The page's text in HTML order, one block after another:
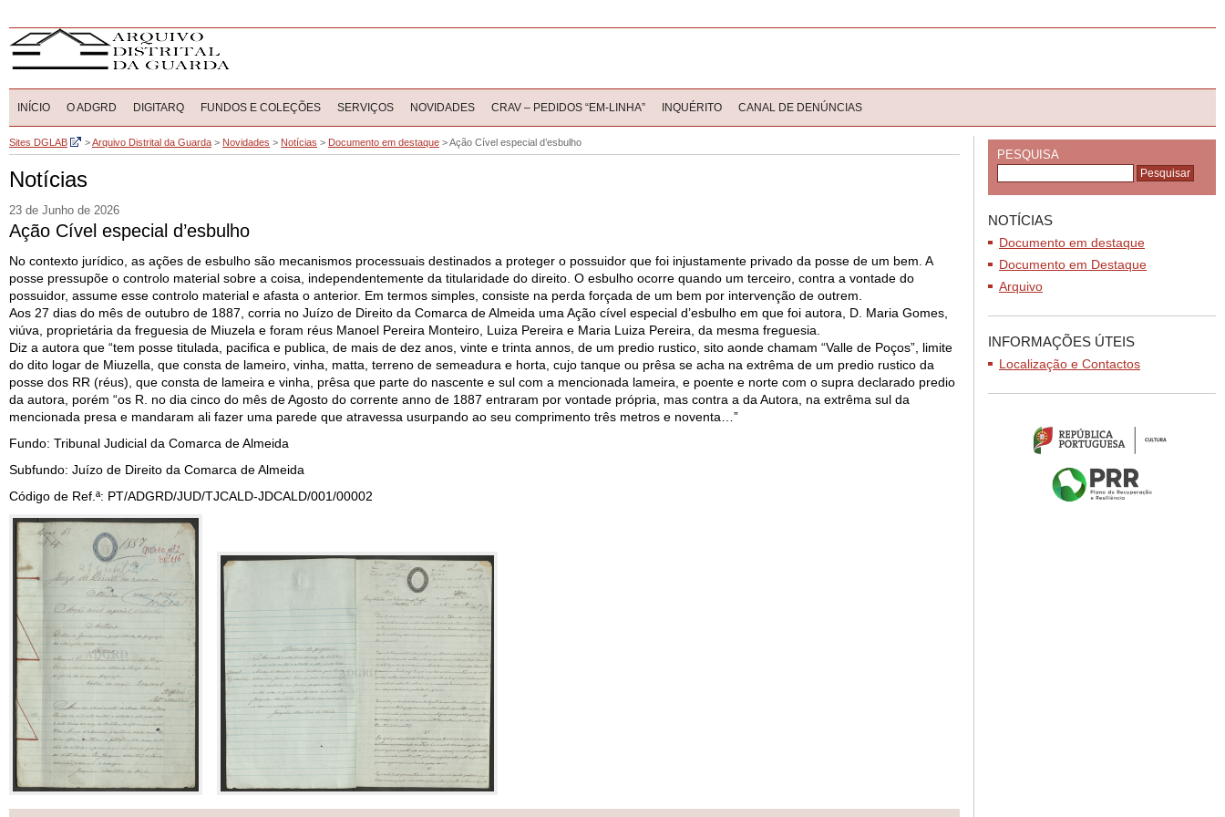
INÍCIO O ADGRD DIGITARQ FUNDOS E COLEÇÕES SERVIÇOS NOVIDADES CRAV – PEDIDOS “EM-LINHA” INQUÉRITO CANAL DE DENÚNCIAS
Sites DGLAB >Arquivo Distrital da Guarda > Novidades > Notícias > Documento em destaque >Ação Cível especial d’esbulho
Notícias
23 de Junho de 2026
Ação Cível especial d’esbulho
No contexto jurídico, as ações de esbulho são mecanismos processuais destinados a proteger o possuidor que foi injustamente privado da posse de um bem. A
posse pressupõe o controlo material sobre a coisa, independentemente da titularidade do direito. O esbulho ocorre quando um terceiro, contra a vontade do
possuidor, assume esse controlo material e afasta o anterior. Em termos simples, consiste na perda forçada de um bem por intervenção de outrem.
Aos 27 dias do mês de outubro de 1887, corria no Juízo de Direito da Comarca de Almeida uma Ação cível especial d’esbulho em que foi autora, D. Maria Gomes,
viúva, proprietária da freguesia de Miuzela e foram réus Manoel Pereira Monteiro, Luiza Pereira e Maria Luiza Pereira, da mesma freguesia.
Diz a autora que “tem posse titulada, pacifica e publica, de mais de dez anos, vinte e trinta annos, de um predio rustico, sito aonde chamam “Valle de Poços”, limite
do dito logar de Miuzella, que consta de lameiro, vinha, matta, terreno de semeadura e horta, cujo tanque ou prêsa se acha na extrêma de um predio rustico da
posse dos RR (réus), que consta de lameira e vinha, prêsa que parte do nascente e sul com a mencionada lameira, e poente e norte com o supra declarado predio
da autora, porém “os R. no dia cinco do mês de Agosto do corrente anno de 1887 entraram por vontade própria, mas contra a da Autora, na extrêma sul da
mencionada presa e mandaram ali fazer uma parede que atravessa usurpando ao seu comprimento três metros e noventa…”
Fundo: Tribunal Judicial da Comarca de Almeida
Subfundo: Juízo de Direito da Comarca de Almeida
Código de Ref.ª: PT/ADGRD/JUD/TJCALD-JDCALD/001/00002
PESQUISA
NOTÍCIAS
Documento em destaque
Documento em Destaque
Arquivo
INFORMAÇÕES ÚTEIS
Localização e Contactos